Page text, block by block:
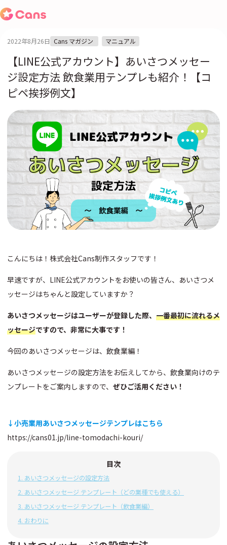
2022年8月26日 Cans マガジン マニュアル
【LINE公式アカウント】あいさつメッセー
ジ設定方法 飲食業用テンプレも紹介！【コ
ピペ挨拶例文】
こんにちは！株式会社Cans制作スタッフです！
早速ですが、LINE公式アカウントをお使いの皆さん、あいさつメ
ッセージはちゃんと設定していますか？
あいさつメッセージはユーザーが登録した際、 一番最初に流れるメ
ッセージですので、非常に大事です！
今回のあいさつメッセージは、飲食業編！
あいさつメッセージの設定方法をお伝えしてから、飲食業向けのテ
ンプレートをご案内しますので、 ぜひご活用ください！
↓小売業用あいさつメッセージテンプレはこちら
https://cans01.jp/line-tomodachi-kouri/
目次
1. あいさつメッセージの設定方法
2. あいさつメッセージ テンプレート（どの業種でも使える）
3. あいさつメッセージ テンプレート（飲食業編）
4. おわりに